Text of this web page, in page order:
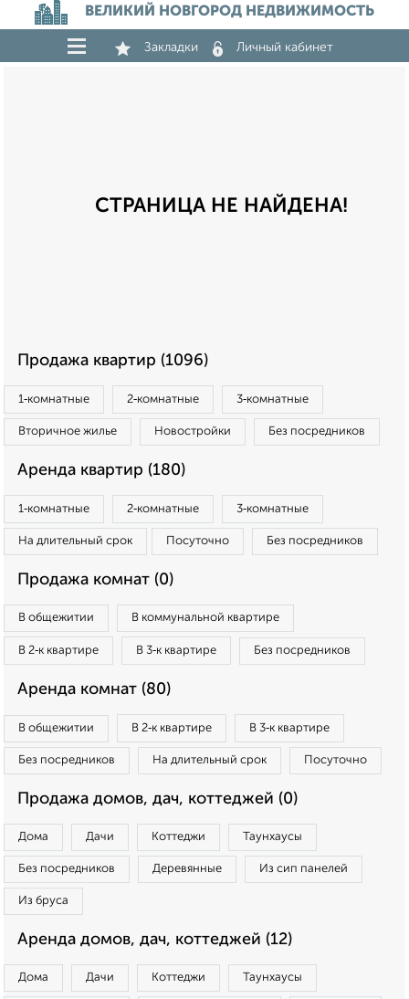
ВЕЛИКИЙ НОВГОРОД НЕДВИЖИМОСТЬ
Закладки Личный кабинет
СТРАНИЦА НЕ НАЙДЕНА!
Продажа квартир (1096)
1‑комнатные 2‑комнатные 3‑комнатные
Вторичное жилье Новостройки Без посредников
Аренда квартир (180)
1‑комнатные 2‑комнатные 3‑комнатные
На длительный срок Посуточно Без посредников
Продажа комнат (0)
В общежитии В коммунальной квартире
В 2‑к квартире В 3‑к квартире Без посредников
Аренда комнат (80)
В общежитии В 2‑к квартире В 3‑к квартире
Без посредников На длительный срок Посуточно
Продажа домов, дач, коттеджей (0)
Дома Дачи Коттеджи Таунхаусы
Без посредников Деревянные Из сип панелей
Из бруса
Аренда домов, дач, коттеджей (12)
Дома Дачи Коттеджи Таунхаусы